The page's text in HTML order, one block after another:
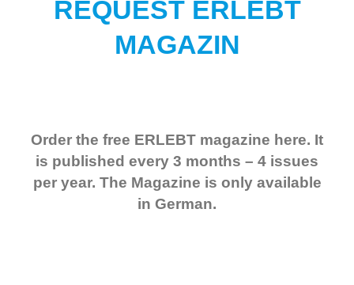
REQUEST ERLEBT
MAGAZIN
Order the free ERLEBT magazine here. It
is published every 3 months – 4 issues
per year. The Magazine is only available
in German.